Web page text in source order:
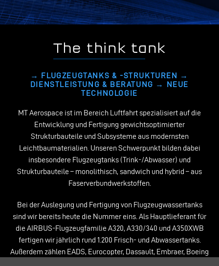
The think tank
→ FLUGZEUGTANKS & -STRUKTUREN →
DIENSTLEISTUNG & BERATUNG → NEUE
TECHNOLOGIE
MT Aerospace ist im Bereich Luftfahrt spe­zialisiert auf die
Entwicklung und Fertigung gewichtsoptimierter
Strukturbauteile und Sub­systeme aus modernsten
Leichtbaumaterial­ien. Unseren Schwerpunkt bilden dabei
insbe­sondere Flugzeugtanks (Trink-/Abwasser) und
Strukturbauteile – monolithisch, sandwich und hybrid – aus
Faserverbundwerkstoffen.
Bei der Auslegung und Fertigung von Flugzeugwassertanks
sind wir bereits heute die Num­mer eins. Als Hauptlieferant für
die AIR­BUS-Flugzeugfamilie A320, A330/340 und A350XWB
fertigen wir jährlich rund 1.200 Frisch- und Abwassertanks.
Außerdem zählen EADS, Eurocopter, Dassault, Embraer, Boeing